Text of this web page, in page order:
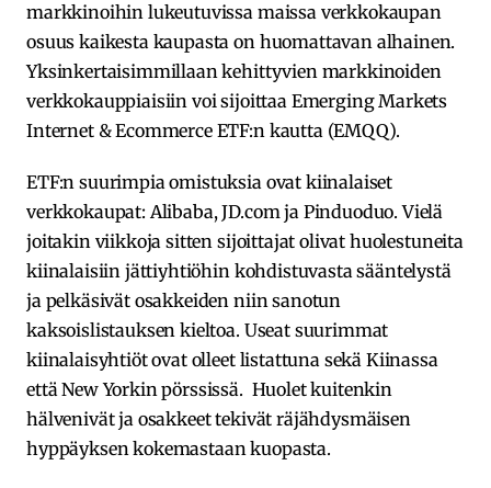
markkinoihin lukeutuvissa maissa verkkokaupan
osuus kaikesta kaupasta on huomattavan alhainen.
Yksinkertaisimmillaan kehittyvien markkinoiden
verkkokauppiaisiin voi sijoittaa Emerging Markets
Internet & Ecommerce ETF:n kautta (EMQQ).
ETF:n suurimpia omistuksia ovat kiinalaiset
verkkokaupat: Alibaba, JD.com ja Pinduoduo. Vielä
joitakin viikkoja sitten sijoittajat olivat huolestuneita
kiinalaisiin jättiyhtiöhin kohdistuvasta sääntelystä
ja pelkäsivät osakkeiden niin sanotun
kaksoislistauksen kieltoa. Useat suurimmat
kiinalaisyhtiöt ovat olleet listattuna sekä Kiinassa
että New Yorkin pörssissä. Huolet kuitenkin
hälvenivät ja osakkeet tekivät räjähdysmäisen
hyppäyksen kokemastaan kuopasta.